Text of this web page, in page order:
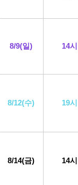
8/9(일) 14시
8/12(수) 19시
8/14(금) 14시